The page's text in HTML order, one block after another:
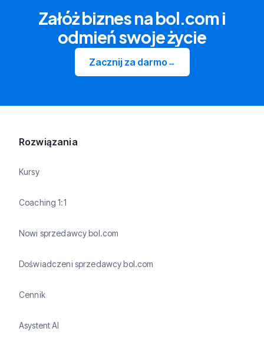
Załóż biznes na bol.com i
odmień swoje życie
Zacznij za darmo→
Rozwiązania
Kursy
Coaching 1:1
Nowi sprzedawcy bol.com
Doświadczeni sprzedawcy bol.com
Cennik
Asystent AI